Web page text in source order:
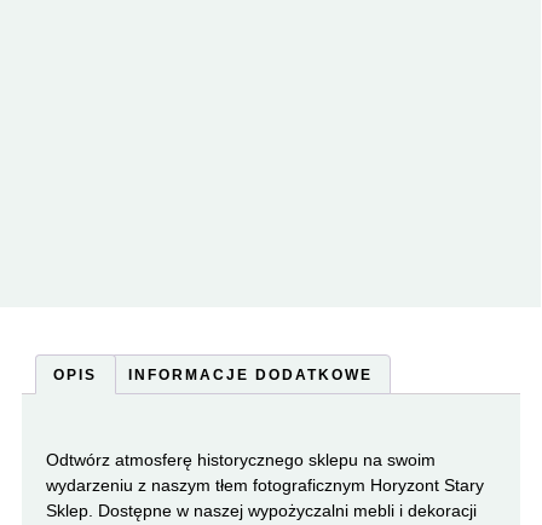
OPIS INFORMACJE DODATKOWE
Odtwórz atmosferę historycznego sklepu na swoim
wydarzeniu z naszym tłem fotograficznym Horyzont Stary
Sklep. Dostępne w naszej wypożyczalni mebli i dekoracji